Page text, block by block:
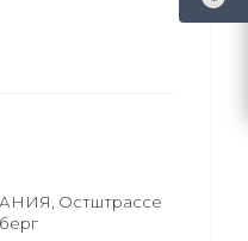
Остштрассе